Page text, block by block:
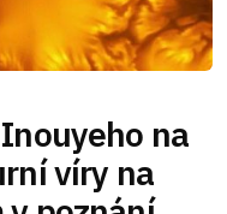
na
víry na